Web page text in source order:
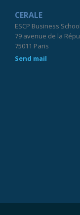
CERALE
ESCP Business School
79 avenue de la
75011 Paris
Send mail